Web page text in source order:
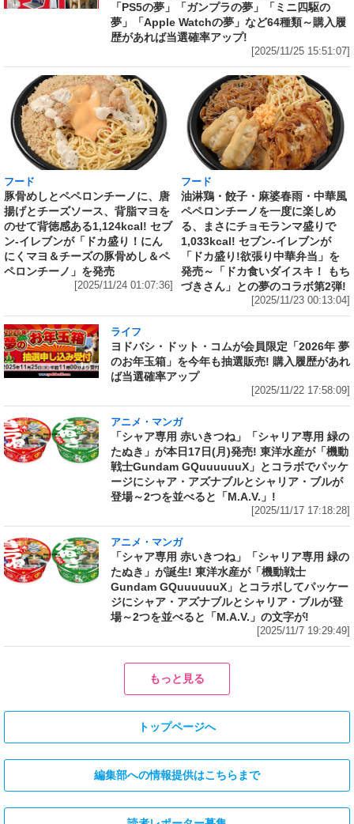
「PS5の夢」「ガンプラの夢」「ミニ四駆の
夢」「Apple Watchの夢」など64種類～購入履
歴があれば当選確率アップ!
[2025/11/25 15:51:07]
フード
豚骨めしとペペロンチーノに、唐
揚げとチーズソース、背脂マヨを
のせて背徳感ある1,124kcal! セブ
ン‐イレブンが「ドカ盛り！にん
にくマヨ＆チーズの豚骨めし＆ペ
ペロンチーノ」を発売
[2025/11/24 01:07:36]
フード
油淋鶏・餃子・麻婆春雨・中華風
ペペロンチーノを一度に楽しめ
る、まさにチョモランマ盛りで
1,033kcal! セブン‐イレブンが
「ドカ盛り!欲張り中華弁当」を
発売～「ドカ食いダイスキ！ もち
づきさん」との夢のコラボ第2弾!
[2025/11/23 00:13:04]
ライフ
ヨドバシ・ドット・コムが会員限定「2026年 夢
のお年玉箱」を今年も抽選販売! 購入履歴があれ
ば当選確率アップ
[2025/11/22 17:58:09]
アニメ・マンガ
「シャア専用 赤いきつね」「シャリア専用 緑の
たぬき」が本日17日(月)発売! 東洋水産が「機動
戦士Gundam GQuuuuuuX」とコラボでパッケ
ージにシャア・アズナブルとシャリア・ブルが
登場～2つを並べると「M.A.V.」!
[2025/11/17 17:18:28]
アニメ・マンガ
「シャア専用 赤いきつね」「シャリア専用 緑の
たぬき」が誕生! 東洋水産が「機動戦士
Gundam GQuuuuuuX」とコラボしてパッケー
ジにシャア・アズナブルとシャリア・ブルが登
場～2つを並べると「M.A.V.」の文字が!
[2025/11/7 19:29:49]
もっと見る
トップページへ
編集部への情報提供はこちらまで